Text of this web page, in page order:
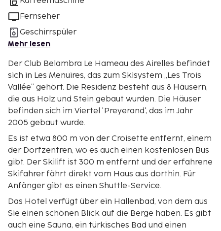
Fernseher
Geschirrspüler
Mehr lesen
Der Club Belambra Le Hameau des Airelles befindet
sich in Les Menuires, das zum Skisystem „Les Trois
Vallée“ gehört. Die Residenz besteht aus 8 Häusern,
die aus Holz und Stein gebaut wurden. Die Häuser
befinden sich im Viertel 'Preyerand', das im Jahr
2005 gebaut wurde.
Es ist etwa 800 m von der Croisette entfernt, einem
der Dorfzentren, wo es auch einen kostenlosen Bus
gibt. Der Skilift ist 300 m entfernt und der erfahrene
Skifahrer fährt direkt vom Haus aus dorthin. Für
Anfänger gibt es einen Shuttle-Service.
Das Hotel verfügt über ein Hallenbad, von dem aus
Sie einen schönen Blick auf die Berge haben. Es gibt
auch eine Sauna, ein türkisches Bad und einen